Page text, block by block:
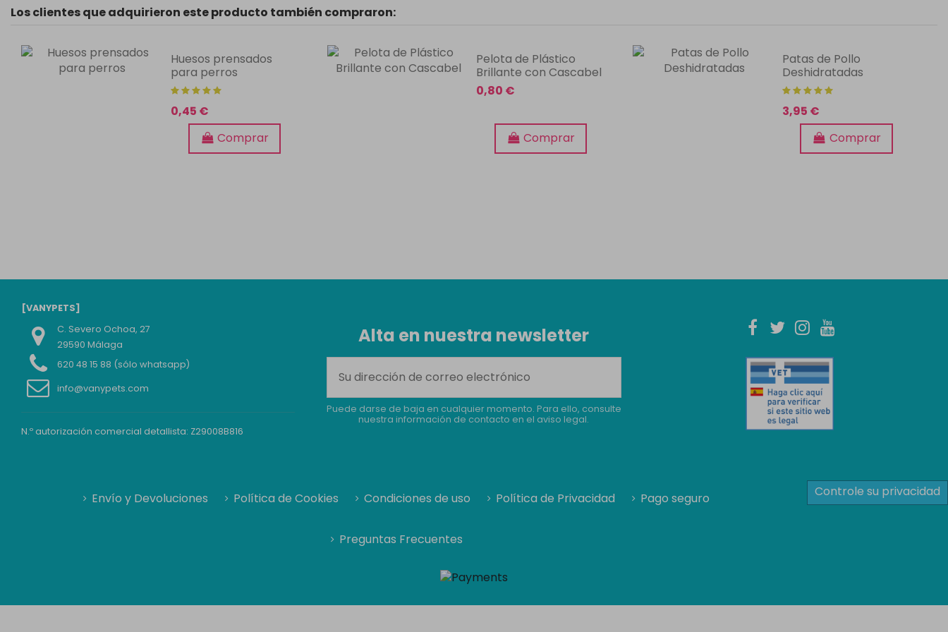
Los clientes que adquirieron este producto también compraron:
Huesos prensados
para perros
0,45 €
Comprar
Pelota de Plástico
Brillante con Cascabel
0,80 €
Comprar
Patas de Pollo
Deshidratadas
3,95 €
Comprar
[VANYPETS]
C. Severo Ochoa, 27
29590 Málaga
620 48 15 88 (sólo whatsapp)
info@vanypets.com
N.º autorización comercial detallista: Z29008B816
Alta en nuestra newsletter
Puede darse de baja en cualquier momento. Para ello, consulte
nuestra información de contacto en el aviso legal.
Envío y Devoluciones Política de Cookies Condiciones de uso Política de Privacidad Pago seguro
Preguntas Frecuentes
Controle su privacidad